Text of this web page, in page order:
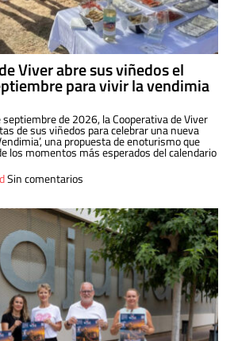
Viver abre sus viñedos el
para vivir la vendimia
septiembre de 2026, la Cooperativa de Viver
de sus viñedos para celebrar una nueva
una propuesta de enoturismo que
los momentos más esperados del calendario
Sin comentarios